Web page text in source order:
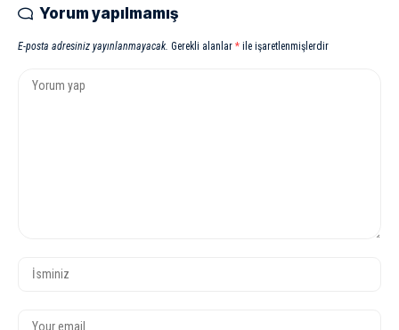
Yorum yapılmamış
E-posta adresiniz yayınlanmayacak. Gerekli alanlar * ile işaretlenmişlerdir